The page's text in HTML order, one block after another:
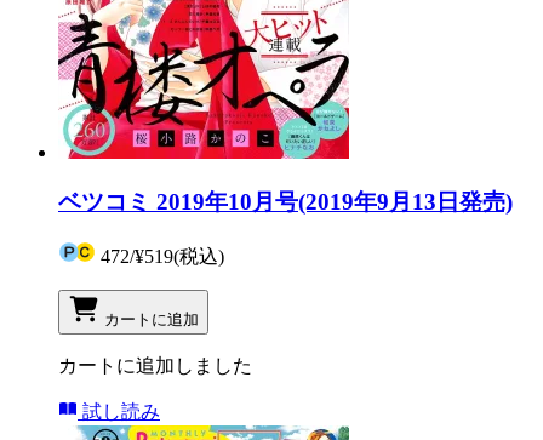
ベツコミ 2019年10月号(2019年9月13日発売)
472/¥519(税込)
カートに追加
カートに追加しました
試し読み